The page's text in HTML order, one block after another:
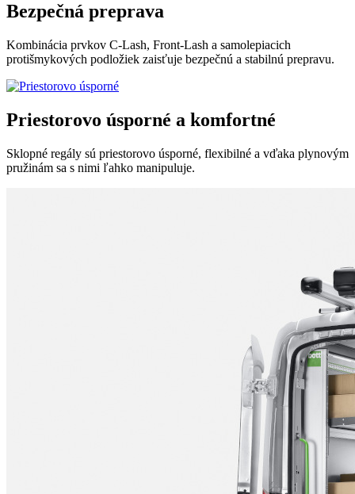
Bezpečná preprava
Kombinácia prvkov C‑Lash, Front‑Lash a samolepiacich
protišmykových podložiek zaisťuje bezpečnú a stabilnú prepravu.
Priestorovo úsporné a komfortné
Sklopné regály sú priestorovo úsporné, flexibilné a vďaka plynovým
pružinám sa s nimi ľahko manipuluje.